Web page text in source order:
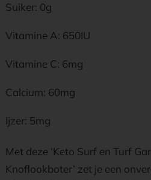
Suiker: 0g
Vitamine A: 650IU
Vitamine C: 6mg
Calcium: 60mg
Ijzer: 5mg
Met deze ‘Keto Surf en Turf
Knoflookboter’ zet je een